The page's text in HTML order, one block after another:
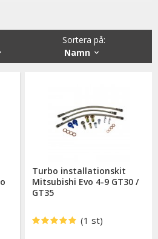
hel del modellanpassade
över eller inte hittar i vårt
Sortera på:
Namn
Turbo installationskit
Mitsubishi Evo 4-9 GT30 /
GT35
(1 st)